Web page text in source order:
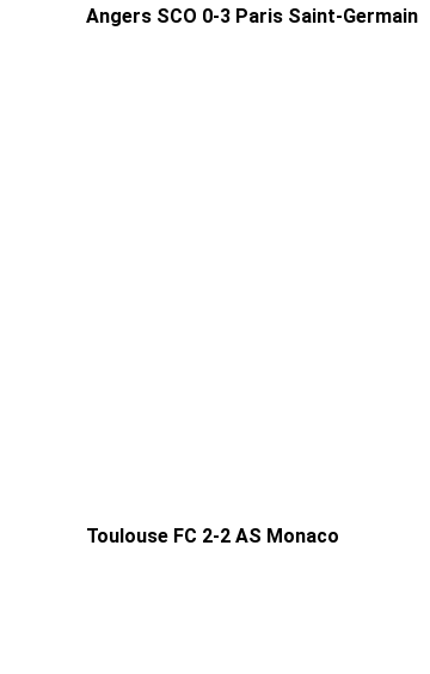
Angers SCO 0-3 Paris Saint-Germain
Toulouse FC 2-2 AS Monaco